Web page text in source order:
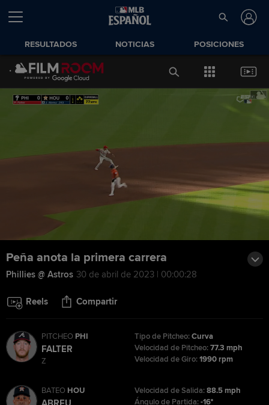
RESULTADOS NOTICIAS POSICIONES
Peña anota la primera carrera
Phillies @ Astros 30 de abril de 2023 | 00:00:28
Reels Compartir
PITCHEO PHI
FALTER
Z
Tipo de Pitcheo:Curva
Velocidad de Pitcheo:77.3 mph
Velocidad de Giro:1990 rpm
BATEO HOU Velocidad de Salida:88.5 mph
Ángulo de Partida:-16°